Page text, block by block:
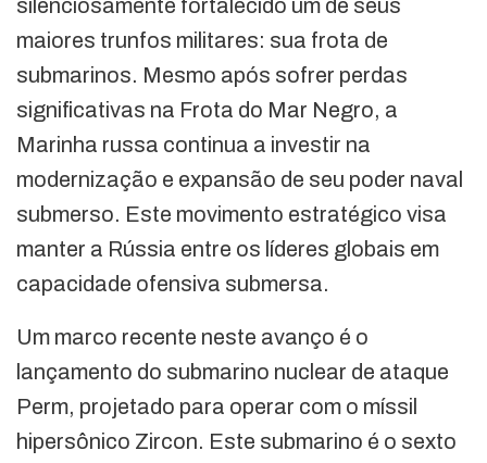
silenciosamente fortalecido um de seus
maiores trunfos militares: sua frota de
submarinos. Mesmo após sofrer perdas
significativas na Frota do Mar Negro, a
Marinha russa continua a investir na
modernização e expansão de seu poder naval
submerso. Este movimento estratégico visa
manter a Rússia entre os líderes globais em
capacidade ofensiva submersa.
Um marco recente neste avanço é o
lançamento do submarino nuclear de ataque
Perm, projetado para operar com o míssil
hipersônico Zircon. Este submarino é o sexto